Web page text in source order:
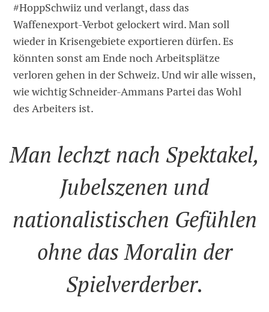
#HoppSchwiiz und verlangt, dass das
Waffenexport-Verbot gelockert wird. Man soll
wieder in Krisengebiete exportieren dürfen. Es
könnten sonst am Ende noch Arbeitsplätze
verloren gehen in der Schweiz. Und wir alle wissen,
wie wichtig Schneider-Ammans Partei das Wohl
des Arbeiters ist.
Man lechzt nach Spektakel,
Jubelszenen und
nationalistischen Gefühlen
ohne das Moralin der
Spielverderber.